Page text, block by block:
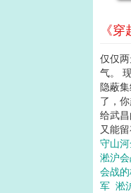
《
仅仅
气。
隐蔽
了，
给武
又能
守山
淞沪
会战
军 淞